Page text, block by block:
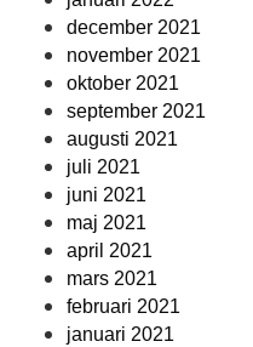
december 2021
november 2021
oktober 2021
september 2021
augusti 2021
juli 2021
juni 2021
maj 2021
april 2021
mars 2021
februari 2021
januari 2021